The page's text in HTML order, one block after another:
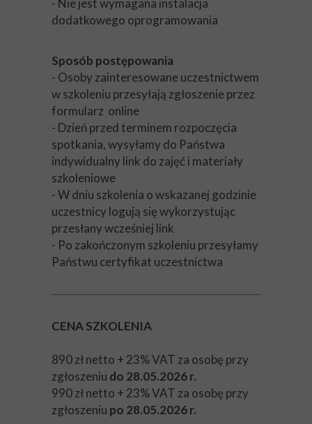
dodatkowego oprogramowania
Sposób postępowania
- Osoby zainteresowane uczestnictwem
w szkoleniu przesyłają zgłoszenie przez
formularz online
- Dzień przed terminem rozpoczęcia
spotkania, wysyłamy do Państwa
indywidualny link do zajęć i materiały
szkoleniowe
- W dniu szkolenia o wskazanej godzinie
uczestnicy logują się wykorzystując
przesłany wcześniej link
- Po zakończonym szkoleniu przesyłamy
Państwu certyfikat uczestnictwa
CENA SZKOLENIA
890 zł netto + 23% VAT za osobę przy
zgłoszeniu do 28.05.2026 r.
990 zł netto + 23% VAT za osobę przy
zgłoszeniu po 28.05.2026 r.